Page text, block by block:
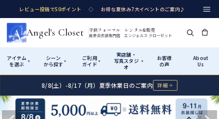
レビュー投稿で50ポイント ◇ お得な夏休み7大イベントのご案内♪
Angel's Closet 子供フォーマル レンタル&販売
発表会衣装専門店 エンジェルス クローゼット
アイテム
を選ぶ
▾
シーン
から探す ▾
ご利用
ガイド ▾
実店舗・
写真スタジ
オ
▾
お客様
の声
About
Us
Shop by Category アイテムから探す
Shop by Occasion シーンから探す
How It Works ご利用ガイド
Visit Us 実店舗・写真スタジオ
8/8(土）-8/17（月）夏季休業日のご案内 詳細